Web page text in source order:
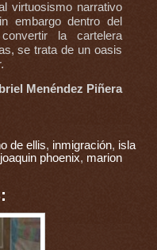
virtuosismo narrativo
embargo dentro del
la cartelera
se trata de un oasis
Menéndez Piñera
de ellis, inmigración, isla
joaquin phoenix, marion